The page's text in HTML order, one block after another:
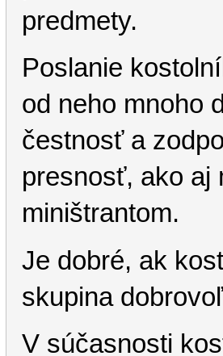
predmety.
Poslanie
od neho mnoho
čestnosť a
presnosť, ako
miništrantom.
Je dobré, ak
skupina
V súčasnosti